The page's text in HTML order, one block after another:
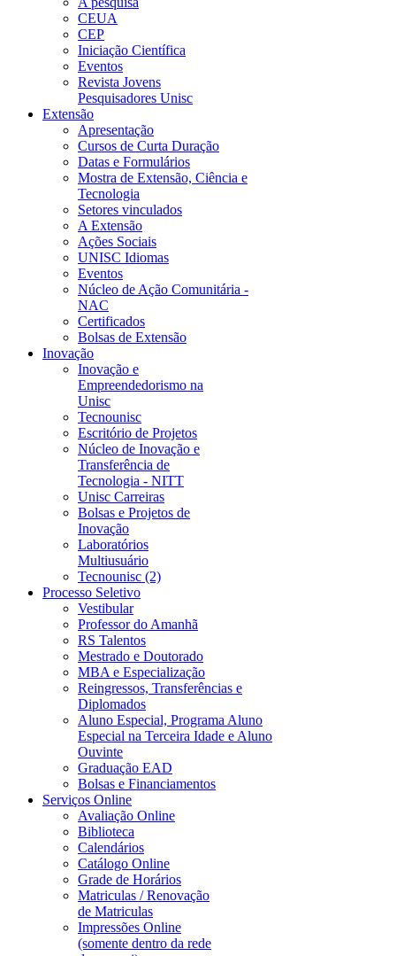
CEUA
CEP
Iniciação Científica
Eventos
Revista Jovens
Pesquisadores Unisc
Extensão
Apresentação
Cursos de Curta Duração
Datas e Formulários
Mostra de Extensão, Ciência e
Tecnologia
Setores vinculados
A Extensão
Ações Sociais
UNISC Idiomas
Eventos
Núcleo de Ação Comunitária -
NAC
Certificados
Bolsas de Extensão
Inovação
Inovação e
Empreendedorismo na
Unisc
Tecnounisc
Escritório de Projetos
Núcleo de Inovação e
Transferência de
Tecnologia - NITT
Unisc Carreiras
Bolsas e Projetos de
Inovação
Laboratórios
Multiusuário
Tecnounisc (2)
Processo Seletivo
Vestibular
Professor do Amanhã
RS Talentos
Mestrado e Doutorado
MBA e Especialização
Reingressos, Transferências e
Diplomados
Aluno Especial, Programa Aluno
Especial na Terceira Idade e Aluno
Ouvinte
Graduação EAD
Bolsas e Financiamentos
Serviços Online
Avaliação Online
Biblioteca
Calendários
Catálogo Online
Grade de Horários
Matriculas / Renovação
de Matriculas
Impressões Online
(somente dentro da rede